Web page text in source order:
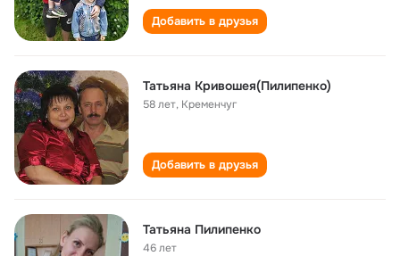
Добавить в друзья
Татьяна Кривошея(Пилипенко)
58 лет, Кременчуг
Добавить в друзья
Татьяна Пилипенко
46 лет